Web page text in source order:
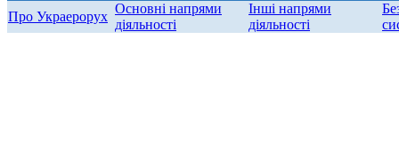
Про Украерорух
Основні напрями
діяльності
Інші напрями
діяльності